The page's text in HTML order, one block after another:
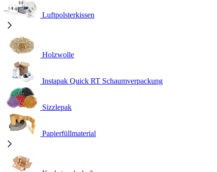
Luftpolsterkissen
Holzwolle
Instapak Quick RT Schaumverpackung
Sizzlepak
Papierfüllmaterial